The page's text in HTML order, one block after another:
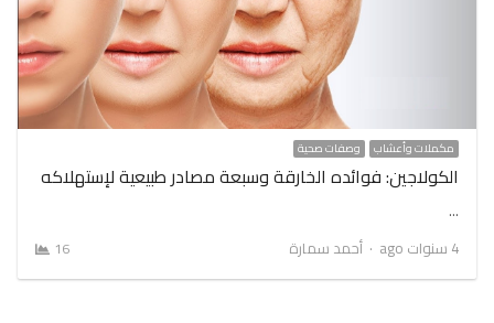
مكملات وأعشاب وصفات صحية
الكولاجين: فوائده الخارقة وسبعة مصادر طبيعية لإستهلاكه
…
4 سنوات ago
Author
أحمد سمارة 16